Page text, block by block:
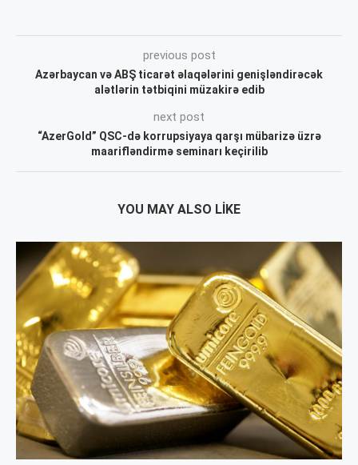
previous post
Azərbaycan və ABŞ ticarət əlaqələrini genişləndirəcək
alətlərin tətbiqini müzakirə edib
next post
“AzerGold” QSC-də korrupsiyaya qarşı mübarizə üzrə
maarifləndirmə seminarı keçirilib
YOU MAY ALSO LIKE